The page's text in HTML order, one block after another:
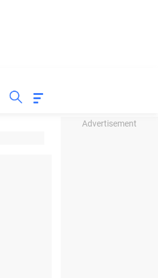
Advertisement
INSPIRASI BISNIS